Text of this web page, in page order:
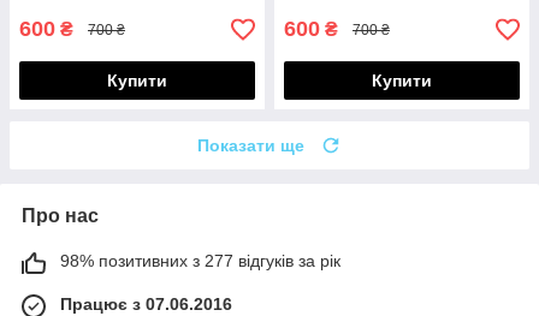
600 ₴ 700 ₴
Купити
600 ₴ 700 ₴
Купити
Показати ще
Про нас
98% позитивних з 277 відгуків за рік
Працює з 07.06.2016